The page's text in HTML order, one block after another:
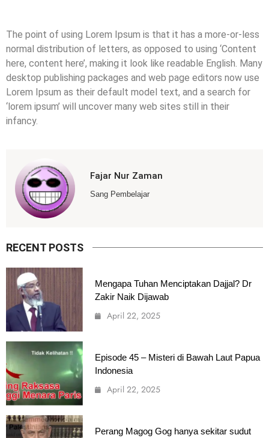
The point of using Lorem Ipsum is that it has a more-or-less
normal distribution of letters, as opposed to using ‘Content
here, content here’, making it look like readable English. Many
desktop publishing packages and web page editors now use
Lorem Ipsum as their default model text, and a search for
‘lorem ipsum’ will uncover many web sites still in their
infancy.
Fajar Nur Zaman
Sang Pembelajar
RECENT POSTS
Mengapa Tuhan Menciptakan Dajjal? Dr
Zakir Naik Dijawab
April 22, 2025
Episode 45 – Misteri di Bawah Laut Papua
Indonesia
April 22, 2025
Perang Magog Gog hanya sekitar sudut